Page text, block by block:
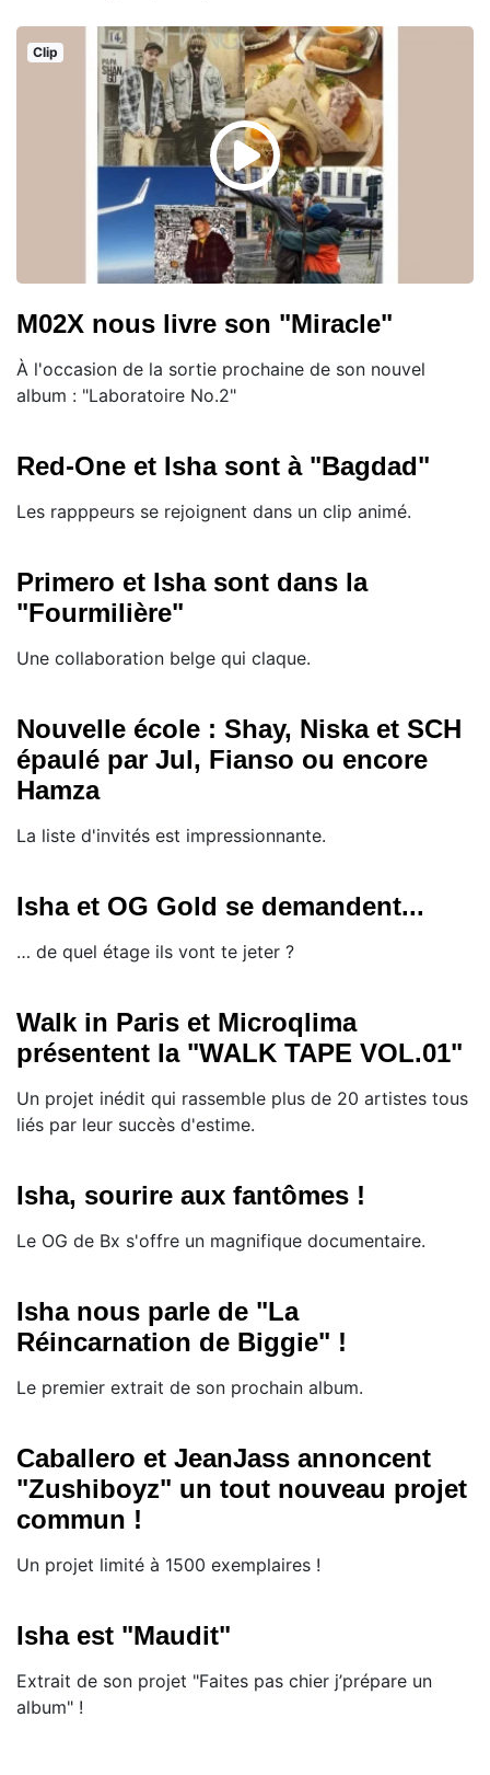
Clip
M02X nous livre son "Miracle"
À l'occasion de la sortie prochaine de son nouvel
album : "Laboratoire No.2"
Red-One et Isha sont à "Bagdad"
Les rapppeurs se rejoignent dans un clip animé.
Primero et Isha sont dans la
"Fourmilière"
Une collaboration belge qui claque.
Nouvelle école : Shay, Niska et SCH
épaulé par Jul, Fianso ou encore
Hamza
La liste d'invités est impressionnante.
Isha et OG Gold se demandent...
… de quel étage ils vont te jeter ?
Walk in Paris et Microqlima
présentent la "WALK TAPE VOL.01"
Un projet inédit qui rassemble plus de 20 artistes tous
liés par leur succès d'estime.
Isha, sourire aux fantômes !
Le OG de Bx s'offre un magnifique documentaire.
Isha nous parle de "La
Réincarnation de Biggie" !
Le premier extrait de son prochain album.
Caballero et JeanJass annoncent
"Zushiboyz" un tout nouveau projet
commun !
Un projet limité à 1500 exemplaires !
Isha est "Maudit"
Extrait de son projet "Faites pas chier j’prépare un
album" !